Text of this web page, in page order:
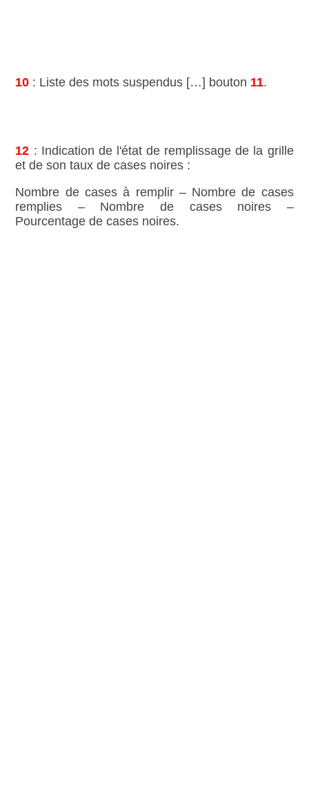
10 : Liste des mots suspendus […] bouton 11.
12 : Indication de l'état de remplissage de la grille
et de son taux de cases noires :
Nombre de cases à remplir – Nombre de cases
remplies – Nombre de cases noires –
Pourcentage de cases noires.